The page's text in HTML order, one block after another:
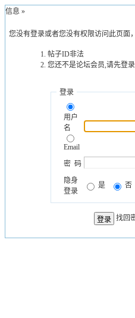
信息 »
您没有登录或者您没有权限访问此页面
帖子ID非法
您还不是论坛会员,请先登
登录
用户
名
Email
密 码
隐身
登录
是 否
找回